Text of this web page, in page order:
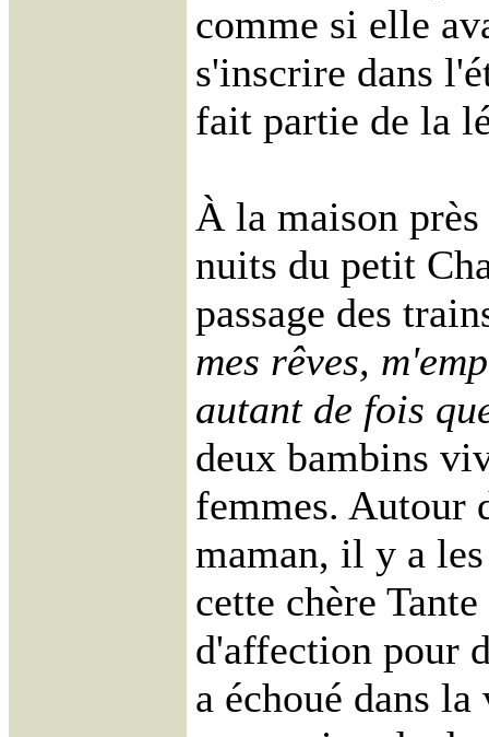
comme si elle
s'inscrire dans
fait partie de la
À la maison
nuits du petit
passage des
mes rêves,
autant de fois
deux bambins
femmes. Autour
maman, il y a
cette chère
d'affection pour
a échoué dans